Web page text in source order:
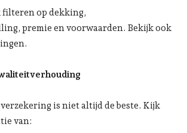
filteren op dekking,
premie en voorwaarden. Bekijk ook
is niet altijd de beste. Kijk
van: